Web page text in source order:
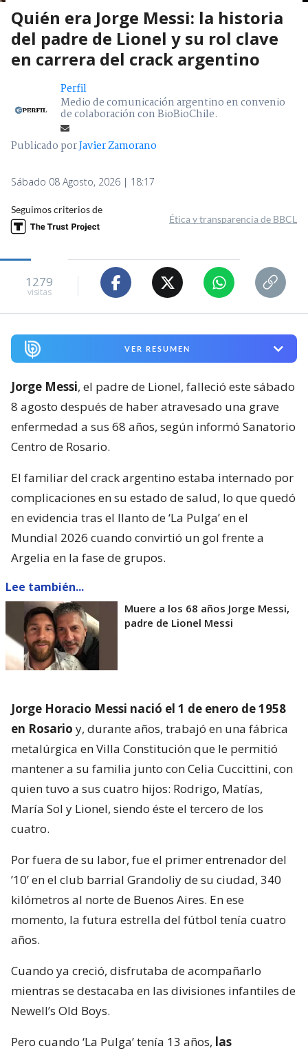
Quién era Jorge Messi: la historia
del padre de Lionel y su rol clave
en carrera del crack argentino
Perfil
Medio de comunicación argentino en convenio
de colaboración con BioBioChile.
Publicado porJavier Zamorano
Sábado 08 Agosto, 2026 | 18:17
Seguimos criterios de
Ética y transparencia de BBCL
1279
visitas
VER RESUMEN
Jorge Messi, el padre de Lionel, falleció este sábado
8 agosto después de haber atravesado una grave
enfermedad a sus 68 años, según informó Sanatorio
Centro de Rosario.
El familiar del crack argentino estaba internado por
complicaciones en su estado de salud, lo que quedó
en evidencia tras el llanto de ‘La Pulga’ en el
Mundial 2026 cuando convirtió un gol frente a
Argelia en la fase de grupos.
Lee también...
Muere a los 68 años Jorge Messi,
padre de Lionel Messi
Jorge Horacio Messi nació el 1 de enero de 1958
en Rosario y, durante años, trabajó en una fábrica
metalúrgica en Villa Constitución que le permitió
mantener a su familia junto con Celia Cuccittini, con
quien tuvo a sus cuatro hijos: Rodrigo, Matías,
María Sol y Lionel, siendo éste el tercero de los
cuatro.
Por fuera de su labor, fue el primer entrenador del
’10’ en el club barrial Grandoliy de su ciudad, 340
kilómetros al norte de Buenos Aires. En ese
momento, la futura estrella del fútbol tenía cuatro
años.
Cuando ya creció, disfrutaba de acompañarlo
mientras se destacaba en las divisiones infantiles de
Newell’s Old Boys.
Pero cuando ‘La Pulga’ tenía 13 años, las